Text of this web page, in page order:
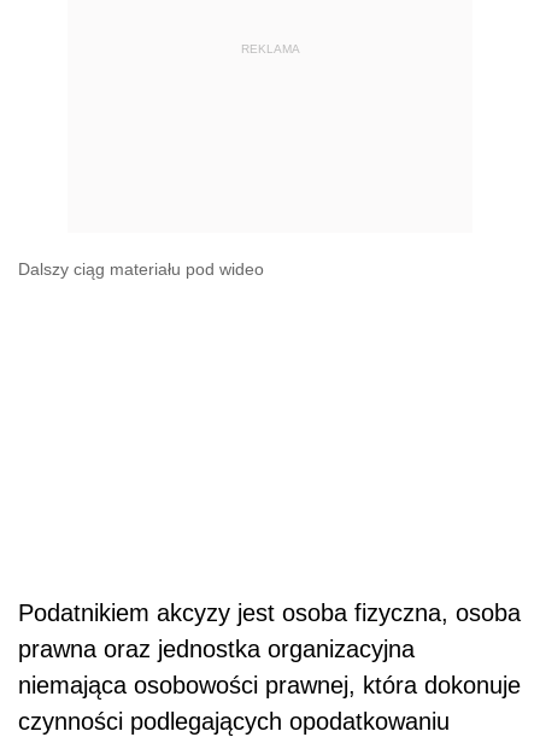
REKLAMA
Dalszy ciąg materiału pod wideo
Podatnikiem akcyzy jest osoba fizyczna, osoba
prawna oraz jednostka organizacyjna
niemająca osobowości prawnej, która dokonuje
czynności podlegających opodatkowaniu